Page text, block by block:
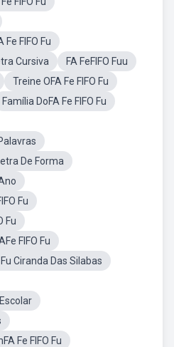
FIFO Fu
Cursiva
FA FeFIFO Fuu
Treine OFA Fe FIFO Fu
Família DoFA Fe FIFO Fu
De Forma
Fu
Fu
FIFO Fu
Ciranda Das Silabas
Fe FIFO Fu